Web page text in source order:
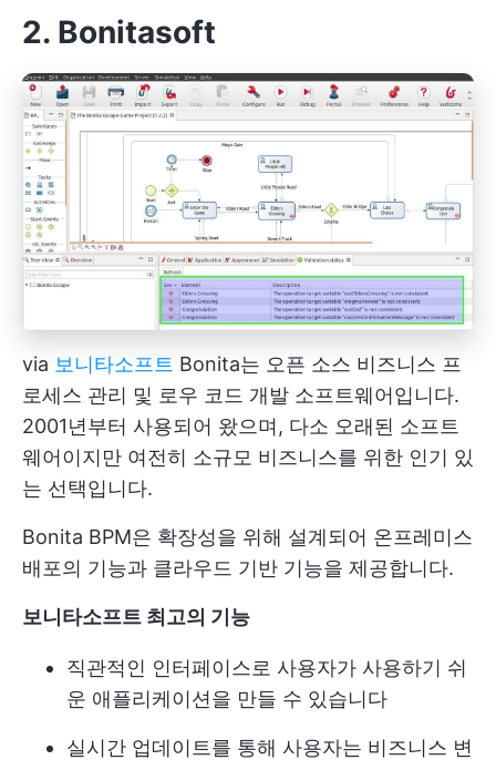
2. Bonitasoft
via 보니타소프트 Bonita는 오픈 소스 비즈니스 프
로세스 관리 및 로우 코드 개발 소프트웨어입니다.
2001년부터 사용되어 왔으며, 다소 오래된 소프트
웨어이지만 여전히 소규모 비즈니스를 위한 인기 있
는 선택입니다.
Bonita BPM은 확장성을 위해 설계되어 온프레미스
배포의 기능과 클라우드 기반 기능을 제공합니다.
보니타소프트 최고의 기능
직관적인 인터페이스로 사용자가 사용하기 쉬
운 애플리케이션을 만들 수 있습니다
실시간 업데이트를 통해 사용자는 비즈니스 변